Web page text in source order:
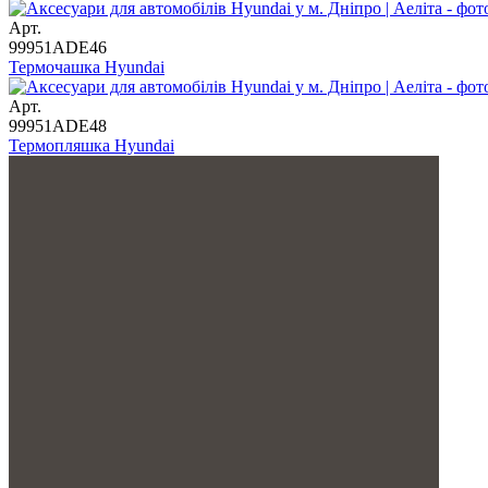
Арт.
99951ADE46
Термочашка Hyundai
Арт.
99951ADE48
Термопляшка Hyundai